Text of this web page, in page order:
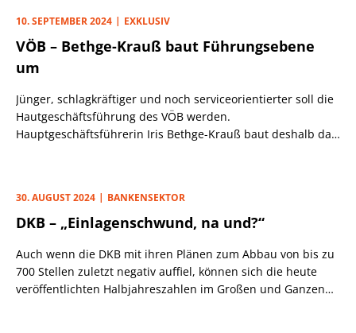
10. SEPTEMBER 2024 EXKLUSIV
VÖB – Bethge-Krauß baut Führungsebene
um
Jünger, schlagkräftiger und noch serviceorientierter soll die
Hautgeschäftsführung des VÖB werden.
Hauptgeschäftsführerin Iris Bethge-Krauß baut deshalb das
30. AUGUST 2024 BANKENSEKTOR
DKB – „Einlagenschwund, na und?“
Auch wenn die DKB mit ihren Plänen zum Abbau von bis zu
700 Stellen zuletzt negativ auffiel, können sich die heute
veröffentlichten Halbjahreszahlen im Großen und Ganzen